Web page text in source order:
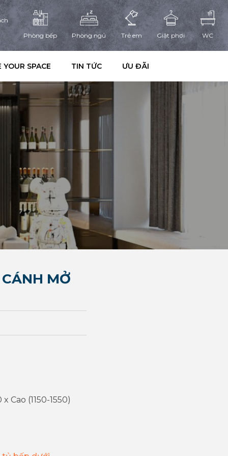
Phòng bếp
Phòng ngủ Trẻ em Giặt phơi WC
YOUR SPACE TIN TỨC ƯU ĐÃI
MỞ
Cao (1150-1550)